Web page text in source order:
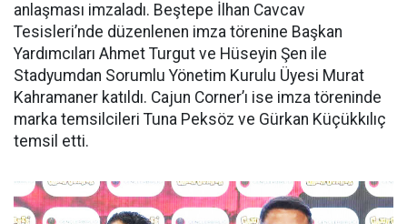
anlaşması imzaladı. Beştepe İlhan Cavcav
Tesisleri’nde düzenlenen imza törenine Başkan
Yardımcıları Ahmet Turgut ve Hüseyin Şen ile
Stadyumdan Sorumlu Yönetim Kurulu Üyesi Murat
Kahramaner katıldı. Cajun Corner’ı ise imza töreninde
marka temsilcileri Tuna Peksöz ve Gürkan Küçükkılıç
temsil etti.